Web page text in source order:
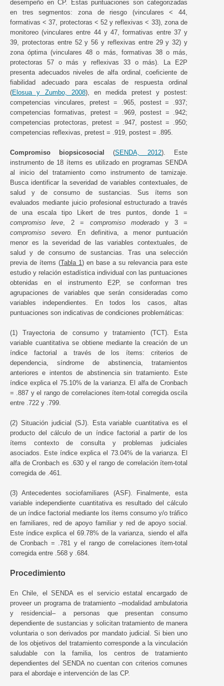
desempeño en CP. Estas puntuaciones son categorizadas
en tres segmentos: zona de riesgo (vinculares < 44,
formativas < 37, protectoras < 52 y reflexivas < 33), zona de
monitoreo (vinculares entre 44 y 47, formativas entre 37 y
39, protectoras entre 52 y 56 y reflexivas entre 29 y 32) y
zona óptima (vinculares 48 o más, formativas 38 o más,
protectoras 57 o más y reflexivas 33 o más). La E2P
presenta adecuados niveles de alfa ordinal, coeficiente de
fiabilidad adecuado para escalas de respuesta ordinal
(Elosua y Zumbo, 2008), en medida pretest y postest:
competencias vinculares, pretest = .965, postest = .937;
competencias formativas, pretest = .969, postest = .942;
competencias protectoras, pretest = .947, postest = .950;
competencias reflexivas, pretest = .919, postest = .895.
Compromiso biopsicosocial (SENDA, 2012). Este
instrumento de 18 ítems es utilizado en programas SENDA
al inicio del tratamiento como instrumento de tamizaje.
Busca identificar la severidad de variables contextuales, de
salud y de consumo de sustancias. Sus ítems son
evaluados mediante juicio profesional estructurado a través
de una escala tipo Likert de tres puntos, donde 1 =
compromiso leve , 2 = compromiso moderadoy 3 =
compromiso severo.
En definitiva, a menor puntuación
menor es la severidad de las variables contextuales, de
salud y de consumo de sustancias. Tras una selección
previa de ítems (Tabla 1) en base a su relevancia para este
estudio y relación estadística individual con las puntuaciones
obtenidas en el instrumento E2P, se conforman tres
agrupaciones de variables que serán consideradas como
variables independientes. En todos los casos, altas
puntuaciones son indicativas de condiciones problemáticas:
(1) Trayectoria de consumo y tratamiento (TCT). Esta
variable cuantitativa se obtiene mediante la creación de un
índice factorial a través de los ítems: criterios de
dependencia, síndrome de abstinencia, tratamientos
anteriores e intentos de abstinencia sin tratamiento. Este
índice explica el 75.10% de la varianza. El alfa de Cronbach
= .887 y el rango de correlaciones ítem-total corregida oscila
entre .722 y .799.
(2) Situación judicial (SJ). Esta variable cuantitativa es el
producto del cálculo de un índice factorial a partir de los
ítems contexto de consulta y problemas judiciales
asociados. Este índice explica el 73.04% de la varianza. El
alfa de Cronbach es .630 y el rango de correlación ítem-total
corregida de .461.
(3) Antecedentes sociofamiliares (ASF). Finalmente, esta
variable independiente cuantitativa es resultado del cálculo
de un índice factorial mediante los ítems consumo y/o tráfico
en familiares, red de apoyo familiar y red de apoyo social.
Este índice explica el 69.78% de la varianza, siendo el alfa
de Cronbach = .781 y el rango de correlaciones ítem-total
corregida entre .568 y .684.
Procedimiento
En Chile, el SENDA es el servicio estatal encargado de
proveer un programa de tratamiento –modalidad ambulatoria
y residencial– a personas que presentan consumo
dependiente de sustancias y solicitan tratamiento de manera
voluntaria o son derivados por mandato judicial. Si bien uno
de los objetivos del tratamiento corresponde a la vinculación
saludable con la familia, los centros de tratamiento
dependientes del SENDA no cuentan con criterios comunes
para el abordaje e intervención de las CP.